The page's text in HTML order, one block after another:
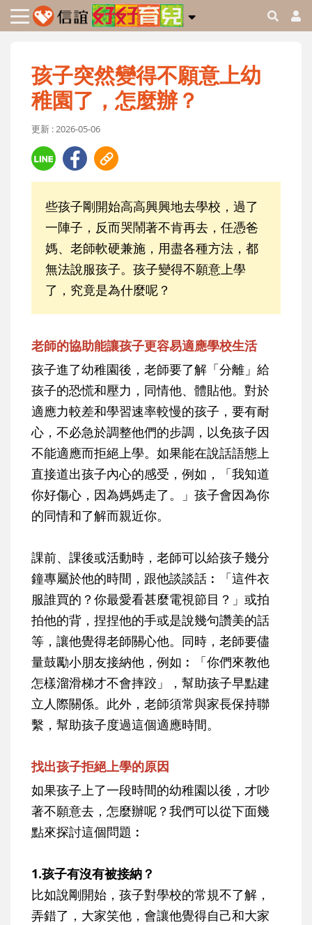
孩子突然變得不願意上幼
稚園了，怎麼辦？
更新 : 2026-05-06
些孩子剛開始高高興興地去學校，過了
一陣子，反而哭鬧著不肯再去，任憑爸
媽、老師軟硬兼施，用盡各種方法，都
無法說服孩子。孩子變得不願意上學
了，究竟是為什麼呢？
老師的協助能讓孩子更容易適應學校生活
孩子進了幼稚園後，老師要了解「分離」給
孩子的恐慌和壓力，同情他、體貼他。對於
適應力較差和學習速率較慢的孩子，要有耐
心，不必急於調整他們的步調，以免孩子因
不能適應而拒絕上學。如果能在說話語態上
直接道出孩子內心的感受，例如，「我知道
你好傷心，因為媽媽走了。」孩子會因為你
的同情和了解而親近你。
課前、課後或活動時，老師可以給孩子幾分
鐘專屬於他的時間，跟他談談話︰「這件衣
服誰買的？你最愛看甚麼電視節目？」或拍
拍他的背，捏捏他的手或是說幾句讚美的話
等，讓他覺得老師關心他。同時，老師要儘
量鼓勵小朋友接納他，例如︰「你們來教他
怎樣溜滑梯才不會摔跤」，幫助孩子早點建
立人際關係。此外，老師須常與家長保持聯
繫，幫助孩子度過這個適應時間。
找出孩子拒絕上學的原因
如果孩子上了一段時間的幼稚園以後，才吵
著不願意去，怎麼辦呢？我們可以從下面幾
點來探討這個問題︰
1.孩子有沒有被接納？
比如說剛開始，孩子對學校的常規不了解，
弄錯了，大家笑他，會讓他覺得自己和大家